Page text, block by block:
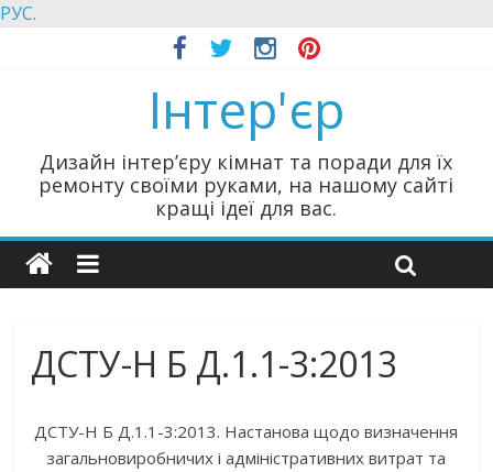
РУС.
Інтер'єр
Дизайн інтер’єру кімнат та поради для їх
ремонту своїми руками, на нашому сайті
кращі ідеї для вас.
ДСТУ-Н Б Д.1.1-3:2013
ДСТУ-Н Б Д.1.1-3:2013. Настанова щодо визначення
загальновиробничих і адміністративних витрат та